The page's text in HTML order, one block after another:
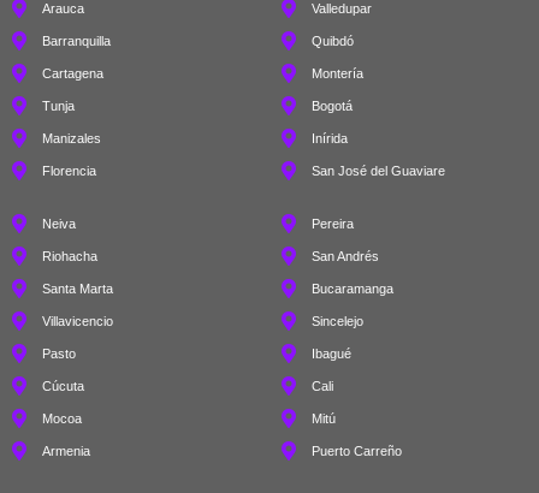
Arauca
Barranquilla
Cartagena
Tunja
Manizales
Florencia
Valledupar
Quibdó
Montería
Bogotá
Inírida
San José del Guaviare
Neiva
Riohacha
Santa Marta
Villavicencio
Pasto
Cúcuta
Mocoa
Armenia
Pereira
San Andrés
Bucaramanga
Sincelejo
Ibagué
Cali
Mitú
Puerto Carreño